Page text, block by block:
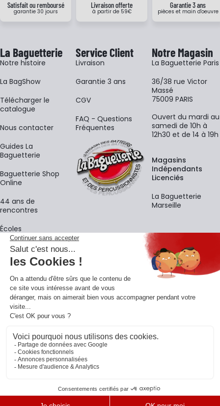
Satisfait ou remboursé
garantie 30 jours
Livraison offerte
à partir de 59€
Garantie 3 ans
pièces et main d'oeuvre
La Baguetterie
Notre histoire
La BagShow
​Télécharger le
catalogue
Nous contacter
Guides La
Baguetterie
Baguetterie Shop
Online
44 ans de
rencontres
Écoles
Service Client
Livraison
Garantie 3 ans
CGV
FAQ - Questions
Fréquentes
Notre Magasin
La Baguetterie Paris
36/38 rue Victor
Massé
75009 PARIS
Ouvert du mardi au
samedi de 10h à
12h30 et de 14 à 19h
Magasins
Indépendants
Licenciés
La Baguetterie
Marseille
La newsletter
Adresse e-mail
En vous inscrivant à notre newsletter, vous acceptez notre
confidentialité.
Retrouvons-nous sur